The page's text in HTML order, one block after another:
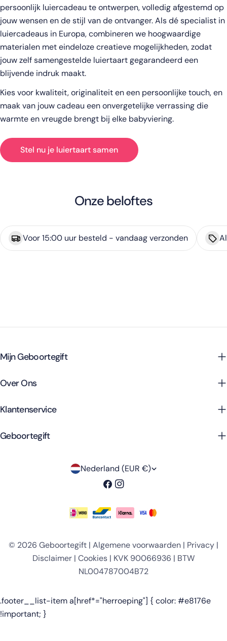
persoonlijk luiercadeau te ontwerpen, volledig afgestemd op
jouw wensen en de stijl van de ontvanger. Als dé specialist in
luiercadeaus in Europa, combineren we hoogwaardige
materialen met eindeloze creatieve mogelijkheden, zodat
jouw zelf samengestelde luiertaart gegarandeerd een
blijvende indruk maakt.
Kies voor kwaliteit, originaliteit en een persoonlijke touch, en
maak van jouw cadeau een onvergetelijke verrassing die
warmte en vreugde brengt bij elke babyviering.
Stel nu je luiertaart samen
Onze beloftes
Voor 15:00 uur besteld - vandaag verzonden
Mijn Geboortegift
Over Ons
Klantenservice
Geboortegift
L
d
r
i
Nederland (EUR €)
Facebook
Instagram
© 2026 Geboortegift | Algemene voorwaarden | Privacy |
Disclaimer | Cookies | KVK 90066936 | BTW
NL004787004B72
Betaalmethoden
.footer__list-item a[href*="herroeping"] { color: #e8176e
!important; }